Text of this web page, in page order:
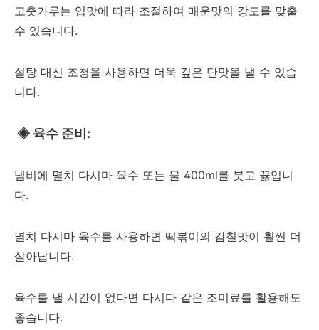
고춧가루는 입맛에 따라 조절하여 매운맛의 강도를 맞출
수 있습니다.
설탕 대신 조청을 사용하면 더욱 깊은 단맛을 낼 수 있습
니다.
◈ 육수 준비:
냄비에 멸치 다시마 육수 또는 물 400ml를 붓고 끓입니
다.
멸치 다시마 육수를 사용하면 떡볶이의 감칠맛이 훨씬 더
살아납니다.
육수를 낼 시간이 없다면 다시다 같은 조미료를 활용해도
좋습니다.